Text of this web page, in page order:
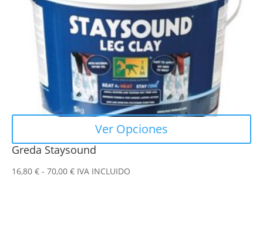
Greda Staysound
16,80 € - 70,00 €Rango
IVA INCLUIDO
Ver Opciones
pueden
producto